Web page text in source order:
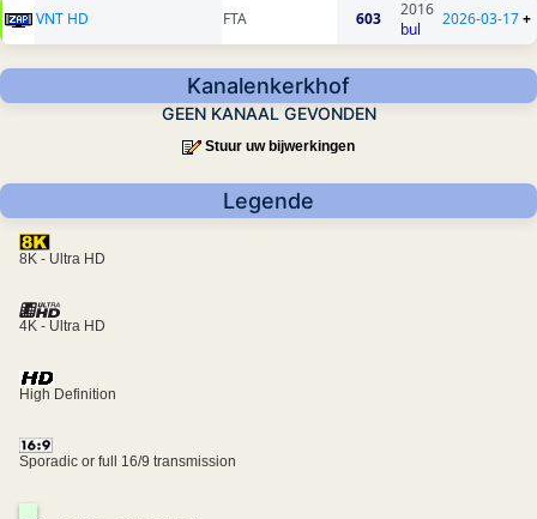
VNT HD FTA 603
2016
bul
2026-03-17+
Kanalenkerkhof
GEEN KANAAL GEVONDEN
Stuur uw bijwerkingen
Legende
8K - Ultra HD
4K - Ultra HD
High Definition
Sporadic or full 16/9 transmission